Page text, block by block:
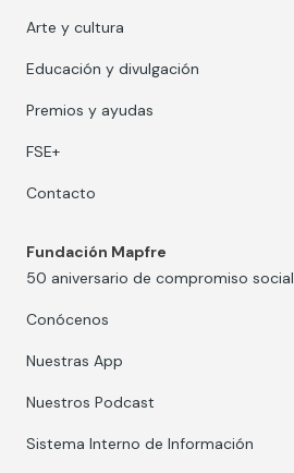
Arte y cultura
Educación y divulgación
Premios y ayudas
FSE+
Contacto
Fundación Mapfre
50 aniversario de compromiso social
Conócenos
Nuestras App
Nuestros Podcast
Sistema Interno de Información